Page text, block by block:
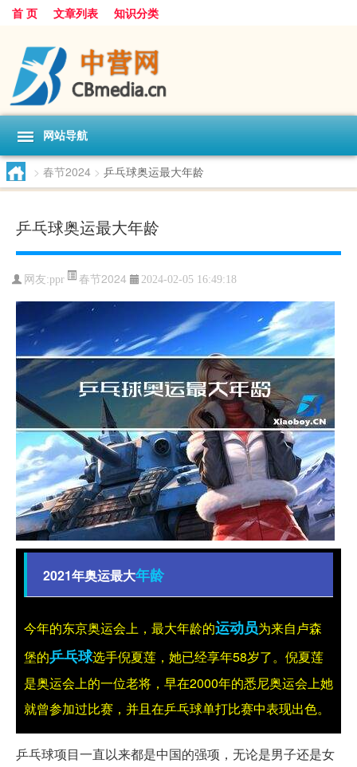
首 页 文章列表 知识分类
网站导航
> 春节2024 > 乒乓球奥运最大年龄
乒乓球奥运最大年龄
网友:ppr 春节2024 2024-02-05 16:49:18
2021年奥运最大年龄
今年的东京奥运会上，最大年龄的运动员为来自卢森
堡的乒乓球选手倪夏莲，她已经享年58岁了。倪夏莲
是奥运会上的一位老将，早在2000年的悉尼奥运会上她
就曾参加过比赛，并且在乒乓球单打比赛中表现出色。
乒乓球项目一直以来都是中国的强项，无论是男子还是女